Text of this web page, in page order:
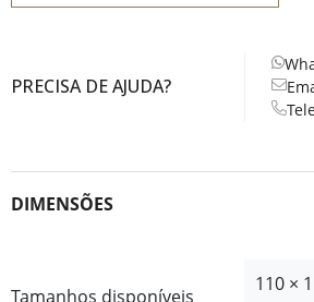
PRECISA DE AJUDA?
DIMENSÕES
Tamanhos disponíveis
110 ×